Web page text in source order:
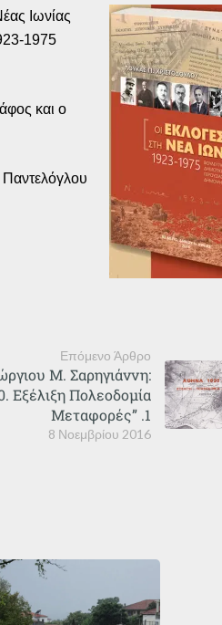
Ιωνίας
1975
και ο
Επόμενο Άρθρο
8 Νοεμβρίου 2016
Μ. Σαρηγιάννη:
Εξέλιξη Πολεοδομία
Μεταφορές” .1